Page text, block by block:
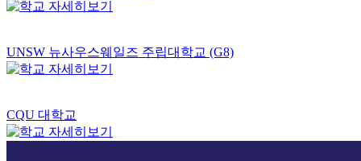
UNSW 뉴사우스웨일즈 주립대학교 (G8)
CQU 대학교